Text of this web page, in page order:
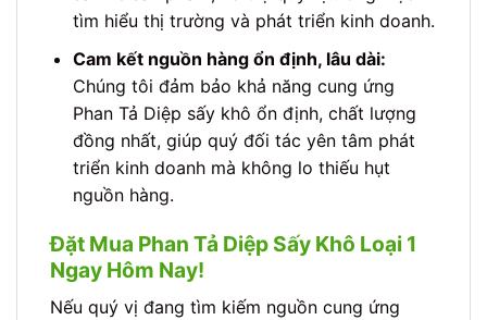
tìm hiểu thị trường và phát triển kinh doanh.
Cam kết nguồn hàng ổn định, lâu dài:
Chúng tôi đảm bảo khả năng cung ứng
Phan Tả Diệp sấy khô ổn định, chất lượng
đồng nhất, giúp quý đối tác yên tâm phát
triển kinh doanh mà không lo thiếu hụt
nguồn hàng.
Đặt Mua Phan Tả Diệp Sấy Khô Loại 1
Ngay Hôm Nay!
Nếu quý vị đang tìm kiếm nguồn cung ứng